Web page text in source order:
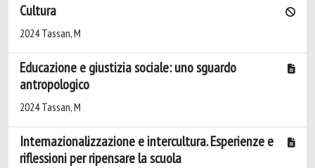
Cultura
2024 Tassan, M
Educazione e giustizia sociale: uno sguardo
antropologico
2024 Tassan, M
Internazionalizzazione e intercultura. Esperienze e
riflessioni per ripensare la scuola